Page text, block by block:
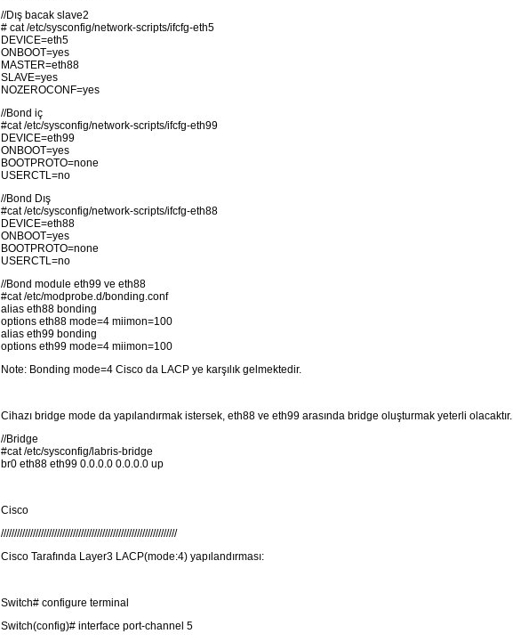
//Dış bacak slave2
# cat /etc/sysconfig/network-scripts/ifcfg-eth5
DEVICE=eth5
ONBOOT=yes
MASTER=eth88
SLAVE=yes
NOZEROCONF=yes
//Bond iç
#cat /etc/sysconfig/network-scripts/ifcfg-eth99
DEVICE=eth99
ONBOOT=yes
BOOTPROTO=none
USERCTL=no
//Bond Dış
#cat /etc/sysconfig/network-scripts/ifcfg-eth88
DEVICE=eth88
ONBOOT=yes
BOOTPROTO=none
USERCTL=no
//Bond module eth99 ve eth88
#cat /etc/modprobe.d/bonding.conf
alias eth88 bonding
options eth88 mode=4 miimon=100
alias eth99 bonding
options eth99 mode=4 miimon=100
Note: Bonding mode=4 Cisco da LACP ye karşılık gelmektedir.
Cihazı bridge mode da yapılandırmak istersek, eth88 ve eth99 arasında bridge oluşturmak yeterli olacaktır.
//Bridge
#cat /etc/sysconfig/labris-bridge
br0 eth88 eth99 0.0.0.0 0.0.0.0 up
Cisco
//////////////////////////////////////////////////////////////////
Cisco Tarafında Layer3 LACP(mode:4) yapılandırması:
Switch# configure terminal
Switch(config)# interface port-channel 5